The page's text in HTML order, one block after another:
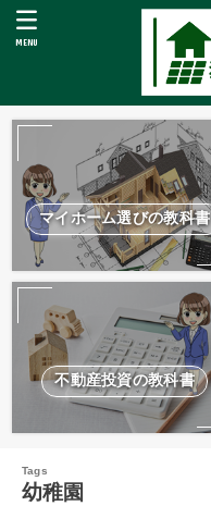
MENU
マイホーム選びの教科書
不動産投資の教科書
幼稚園